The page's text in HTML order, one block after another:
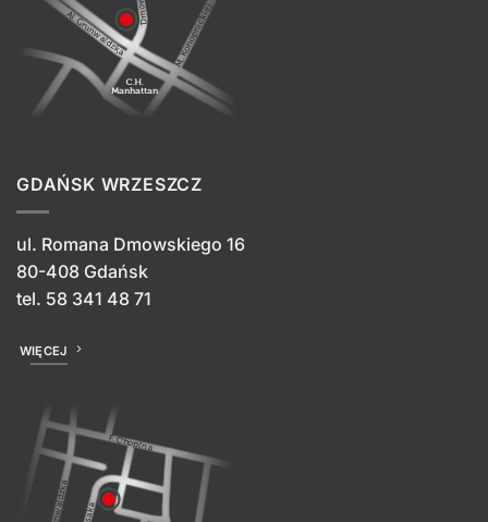
GDAŃSK WRZESZCZ
ul. Romana Dmowskiego 16
80-408 Gdańsk
tel. 58 341 48 71
WIĘCEJ